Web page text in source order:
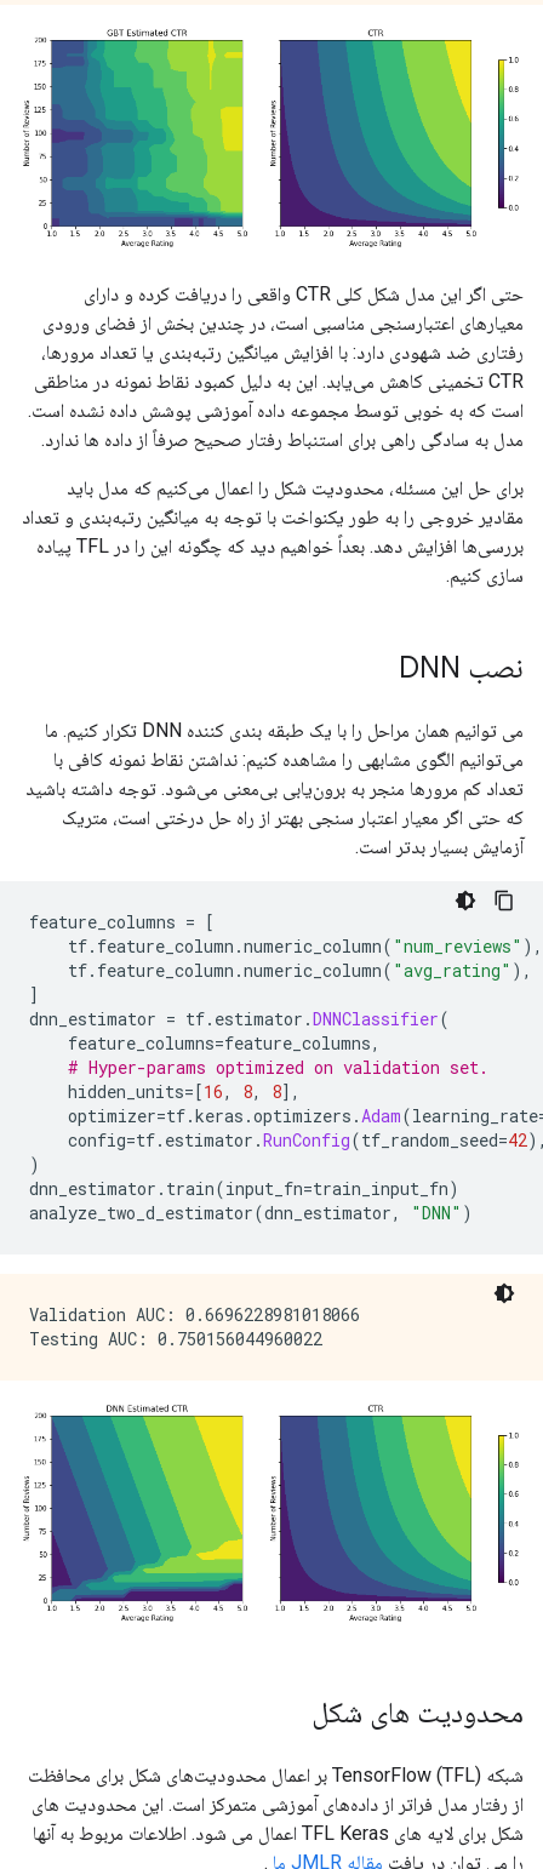
حتی اگر این مدل شکل کلی CTR واقعی را دریافت کرده و دارای
معیارهای اعتبارسنجی مناسبی است، در چندین بخش از فضای ورودی
رفتاری ضد شهودی دارد: با افزایش میانگین رتبه‌بندی یا تعداد مرورها،
CTR تخمینی کاهش می‌یابد. این به دلیل کمبود نقاط نمونه در مناطقی
است که به خوبی توسط مجموعه داده آموزشی پوشش داده نشده است.
مدل به سادگی راهی برای استنباط رفتار صحیح صرفاً از داده ها ندارد.
برای حل این مسئله، محدودیت شکل را اعمال می‌کنیم که مدل باید
مقادیر خروجی را به طور یکنواخت با توجه به میانگین رتبه‌بندی و تعداد
بررسی‌ها افزایش دهد. بعداً خواهیم دید که چگونه این را در TFL پیاده
سازی کنیم.
نصب DNN
می توانیم همان مراحل را با یک طبقه بندی کننده DNN تکرار کنیم. ما
می‌توانیم الگوی مشابهی را مشاهده کنیم: نداشتن نقاط نمونه کافی با
تعداد کم مرورها منجر به برون‌یابی بی‌معنی می‌شود. توجه داشته باشید
که حتی اگر معیار اعتبار سنجی بهتر از راه حل درختی است، متریک
آزمایش بسیار بدتر است.
feature_columns = [
tf. feature_column .numeric_column( "num_reviews" ),
tf. feature_column .numeric_column( "avg_rating" ),
]
dnn_estimator = tf. estimator .DNNClassifier(
feature_columns=feature_columns,
# Hyper-params optimized on validation set.
hidden_units=[16, 8, 8],
optimizer=tf.keras .optimizers . Adam(learning_rate
config=tf. estimator .RunConfig(tf_random_seed=42
)
dnn_estimator . train(input_fn=train_input_fn)
analyze_two_d_estimator(dnn_estimator, "DNN" )
Validation AUC: 0.6696228981018066
محدودیت های شکل
شبکه TensorFlow (TFL) بر اعمال محدودیت‌های شکل برای محافظت
از رفتار مدل فراتر از داده‌های آموزشی متمرکز است. این محدودیت های
شکل برای لایه های TFL Keras اعمال می شود. اطلاعات مربوط به آنها
را می توان در یافت مقاله JMLR ما .